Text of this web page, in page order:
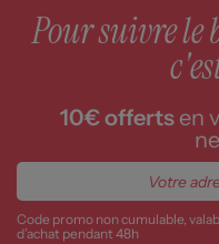
Pour suivre le
10€ offertsen
Code promo non cumulable,
d’achat pendant 48h